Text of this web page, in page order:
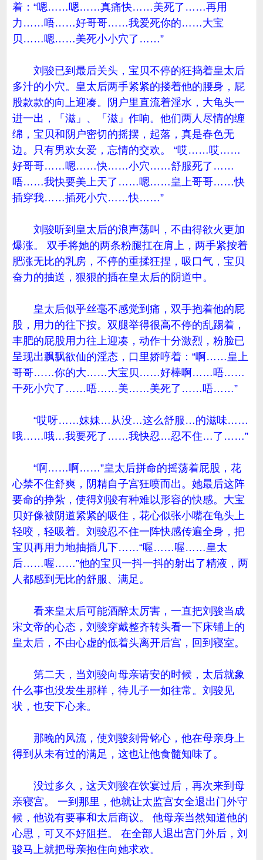
着：“嗯……嗯……真痛快……美死了……再用
力……唔……好哥哥……我爱死你的……大宝
贝……嗯……美死小小穴了……”
刘骏已到最后关头，宝贝不停的狂捣着皇太后
多汁的小穴。皇太后两手紧紧的搂着他的腰身，屁
股款款的向上迎凑。阴户里直流着淫水，大龟头一
进一出，「滋」、「滋」作响。他们两人尽情的缠
绵，宝贝和阴户密切的摇摆，起落，真是春色无
边。只有男欢女爱，忘情的交欢。 “哎……哎……
好哥哥……嗯……快……小穴……舒服死了……
唔……我快要美上天了……嗯……皇上哥哥……快
插穿我……插死小穴……快……”
刘骏听到皇太后的浪声荡叫，不由得欲火更加
爆涨。 双手将她的两条粉腿扛在肩上，两手紧按着
肥涨无比的乳房，不停的重揉狂捏，吸口气，宝贝
奋力的抽送，狠狠的插在皇太后的阴道中。
皇太后似乎丝毫不感觉到痛，双手抱着他的屁
股，用力的往下按。双腿举得很高不停的乱踢着，
丰肥的屁股用力往上迎凑，动作十分激烈，粉脸已
呈现出飘飘欲仙的淫态，口里娇哼着：“啊……皇上
哥哥……你的大……大宝贝……好棒啊……唔……
干死小穴了……唔……美……美死了……唔……”
“哎呀……妹妹…从没…这么舒服…的滋味……
哦……哦…我要死了……我快忍…忍不住…了……”
“啊……啊……”皇太后拼命的摇荡着屁股，花
心禁不住舒爽，阴精自子宫狂喷而出。她最后这阵
要命的挣紮，使得刘骏有种难以形容的快感。大宝
贝好像被阴道紧紧的吸住，花心似张小嘴在龟头上
轻咬，轻吸着。刘骏忍不住一阵快感传遍全身，把
宝贝再用力地抽插几下……“喔……喔……皇太
后……喔……”他的宝贝一抖一抖的射出了精液，两
人都感到无比的舒服、满足。
看来皇太后可能酒醉太厉害，一直把刘骏当成
宋文帝的心态，刘骏穿戴整齐转头看一下床铺上的
皇太后，不由心虚的低着头离开后宫，回到寝室。
第二天，当刘骏向母亲请安的时候，太后就象
什么事也没发生那样，待儿子一如往常。刘骏见
状，也安下心来。
那晚的风流，使刘骏刻骨铭心，他在母亲身上
得到从未有过的满足，这也让他食髓知味了。
没过多久，这天刘骏在饮宴过后，再次来到母
亲寝宫。 一到那里，他就让太监宫女全退出门外守
候，他说有要事和太后商议。 他母亲当然知道他的
心思，可又不好阻拦。 在全部人退出宫门外后，刘
骏马上就把母亲抱住向她求欢。